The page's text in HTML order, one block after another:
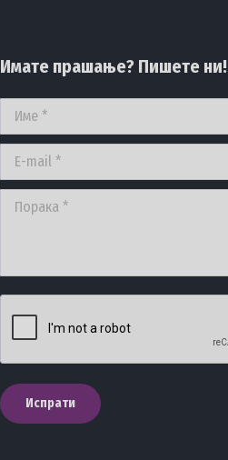
Имате прашање? Пишете ни!
Име *
E-mail *
Порака *
Испрати